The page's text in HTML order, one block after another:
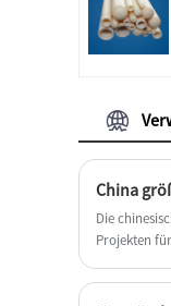
Die
Projekten